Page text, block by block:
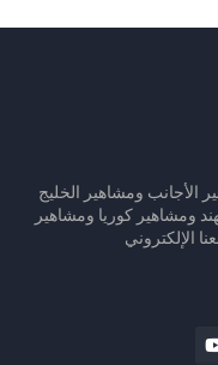
الأجانب ومشاهير الخليج
ومشاهير كوريا ومشاهير
الإلكتروني